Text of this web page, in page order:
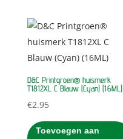
D&C Printgroen® huismerk
T1812XL C Blauw (Cyan) (16ML)
€2.95
Toevoegen aan